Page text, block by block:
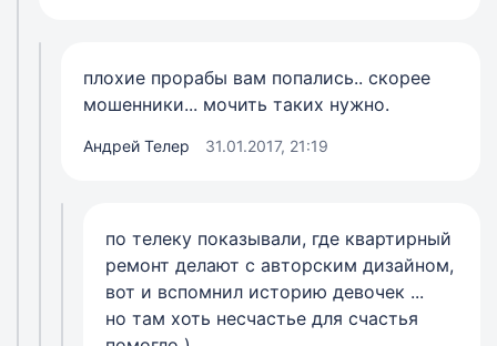
плохие прорабы вам попались.. скорее
мошенники... мочить таких нужно.
Андрей Телер 31.01.2017, 21:19
по телеку показывали, где квартирный
ремонт делают с авторским дизайном,
вот и вспомнил историю девочек ...
но там хоть несчастье для счастья